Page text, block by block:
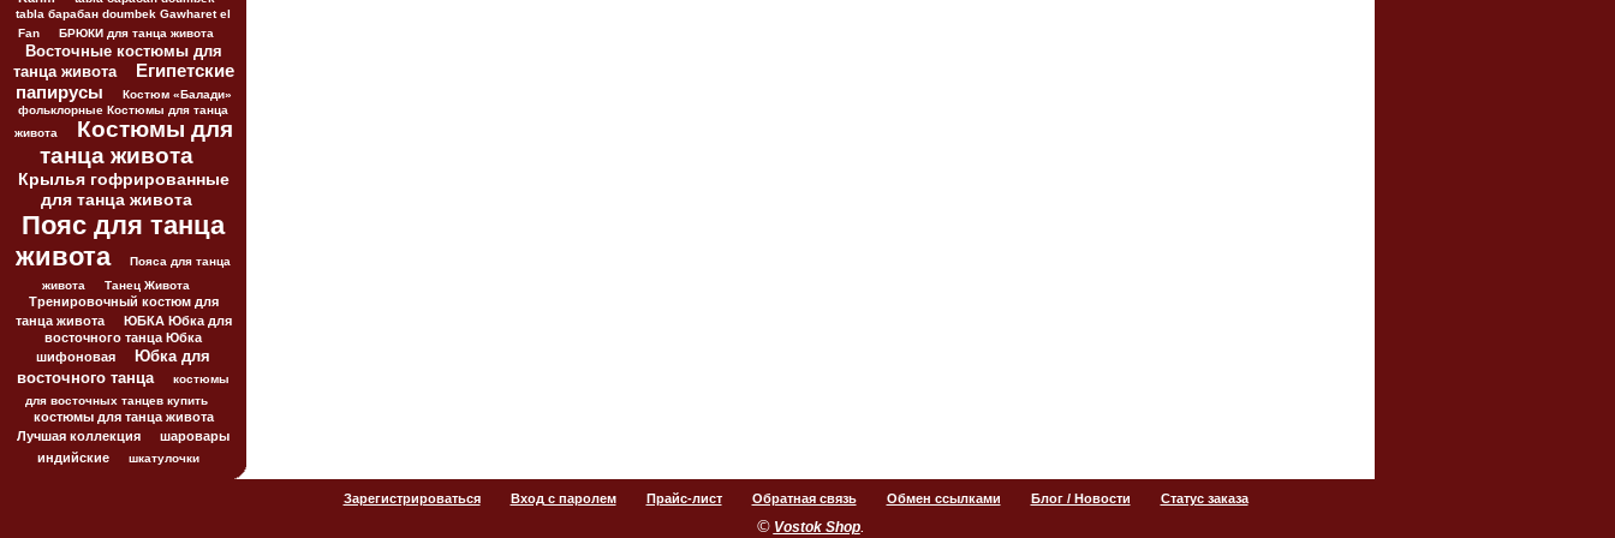
tabla барабан doumbek Gawharet el
Fan
БРЮКИ для танца живота
Восточные костюмы для
танца живота
Египетские
папирусы
Костюм «Балади»
фольклорные Костюмы для танца
живота
Костюмы для
танца живота
Крылья гофрированные
для танца живота
Пояс для танца
живота
Пояса для танца
живота
Танец Живота
Тренировочный костюм для
танца живота
ЮБКА Юбка для
восточного танца Юбка
шифоновая
Юбка для
восточного танца
костюмы
для восточных танцев купить
костюмы для танца живота
Лучшая коллекция
шаровары
индийские
шкатулочки
Зарегистрироваться Вход с паролем Прайс-лист Обратная связь Обмен ссылками Блог / Новости Статус заказа
© Vostok Shop.